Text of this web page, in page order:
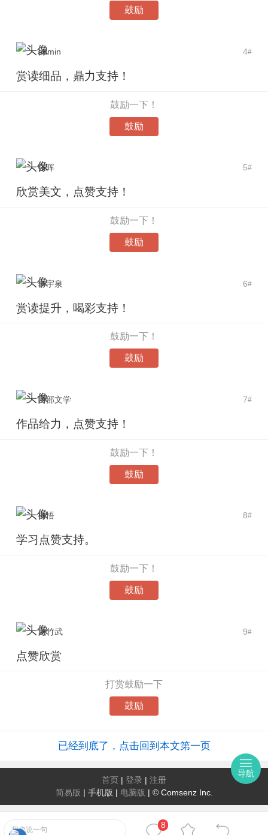
鼓励
4#
admin
赏读细品，鼎力支持！
鼓励一下！
鼓励
5#
张晖
欣赏美文，点赞支持！
鼓励一下！
鼓励
6#
李宇泉
赏读提升，喝彩支持！
鼓励一下！
鼓励
7#
西部文学
作品给力，点赞支持！
鼓励一下！
鼓励
8#
禅悟
学习点赞支持。
鼓励一下！
鼓励
9#
龙竹武
点赞欣赏
打赏鼓励一下
鼓励
我也说一句
8
已经到底了，点击回到本文第一页
首页 | 登录 | 注册
简易版 | 手机版 | 电脑版 | © Comsenz Inc.
导航